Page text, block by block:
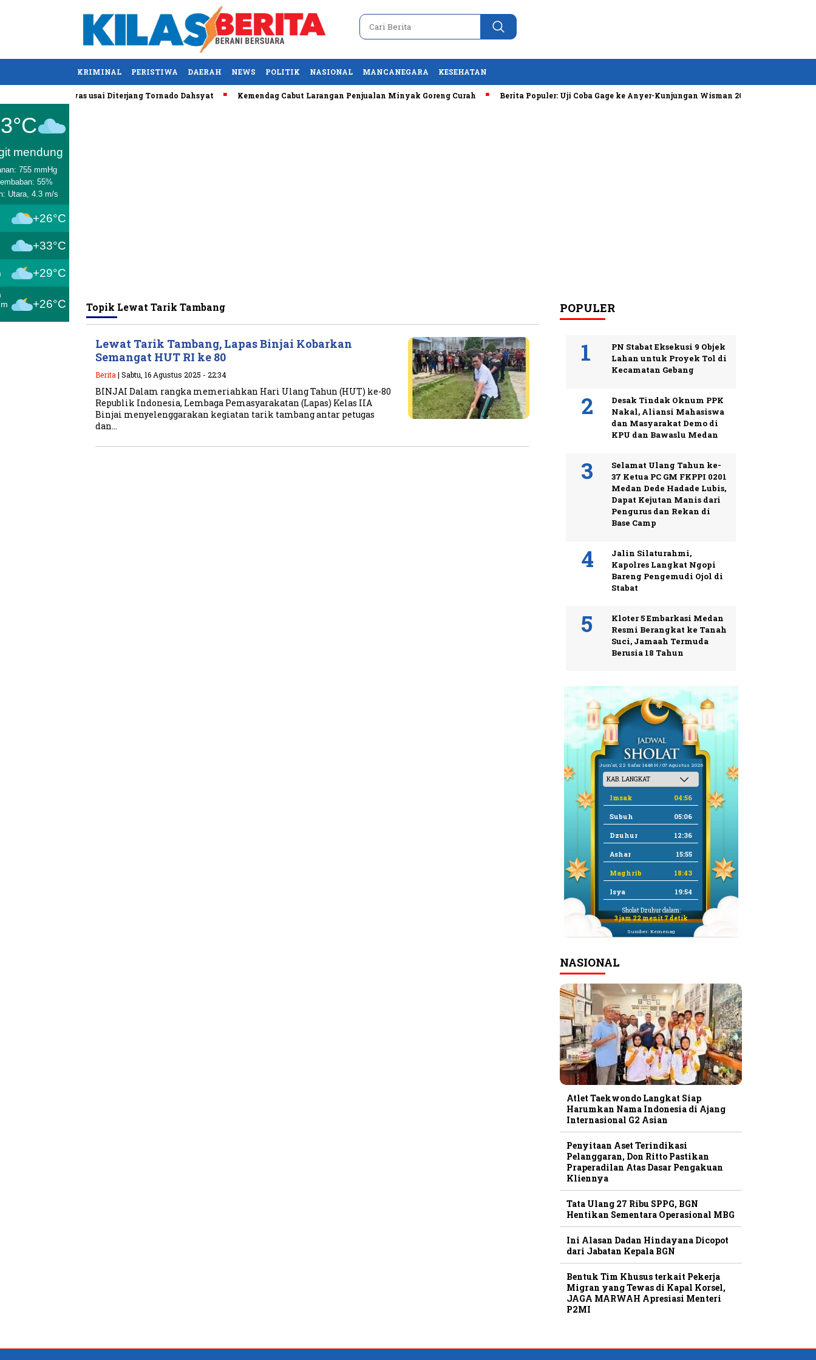
KRIMINAL PERISTIWA DAERAH NEWS POLITIK NASIONAL MANCANEGARA KESEHATAN
AS Tewas usai Diterjang Tornado Dahsyat Kemendag Cabut Larangan Penjualan Minyak Goreng Curah Berita Populer: Uji Coba Gage ke Anyer-Kunjungan Wisman 2022 Diprediksi Rendah
mendung
755 mmHg
55%
Utara, 4.3 m/s
+26°C
+33°C
+29°C
+26°C Topik Lewat Tarik Tambang
Lewat Tarik Tambang, Lapas Binjai Kobarkan
Semangat HUT RI ke 80
Berita | Sabtu, 16 Agustus 2025 - 22:34
BINJAI Dalam rangka memeriahkan Hari Ulang Tahun (HUT) ke-80
Republik Indonesia, Lembaga Pemasyarakatan (Lapas) Kelas IIA
Binjai menyelenggarakan kegiatan tarik tambang antar petugas
dan…
POPULER
PN Stabat Eksekusi 9 Objek
Lahan untuk Proyek Tol di
Kecamatan Gebang
Desak Tindak Oknum PPK
Nakal, Aliansi Mahasiswa
dan Masyarakat Demo di
KPU dan Bawaslu Medan
Selamat Ulang Tahun ke-
37 Ketua PC GM FKPPI 0201
Medan Dede Hadade Lubis,
Dapat Kejutan Manis dari
Pengurus dan Rekan di
Base Camp
Jalin Silaturahmi,
Kapolres Langkat Ngopi
Bareng Pengemudi Ojol di
Stabat
Kloter 5 Embarkasi Medan
Resmi Berangkat ke Tanah
Suci, Jamaah Termuda
Berusia 18 Tahun
Jum'at, 22 Safar 1448 H / 07 Agustus 2026
Imsak 04:56
Subuh 05:06
Dzuhur 12:36
Ashar 15:55
Maghrib 18:43
Isya 19:54
Sholat Dzuhur dalam:
3 jam 22 menit 7 detik
Sumber: Kemenag
NASIONAL
Atlet Taekwondo Langkat Siap
Harumkan Nama Indonesia di Ajang
Internasional G2 Asian
Penyitaan Aset Terindikasi
Pelanggaran, Don Ritto Pastikan
Praperadilan Atas Dasar Pengakuan
Kliennya
Tata Ulang 27 Ribu SPPG, BGN
Hentikan Sementara Operasional MBG
Ini Alasan Dadan Hindayana Dicopot
dari Jabatan Kepala BGN
Bentuk Tim Khusus terkait Pekerja
Migran yang Tewas di Kapal Korsel,
JAGA MARWAH Apresiasi Menteri
P2MI